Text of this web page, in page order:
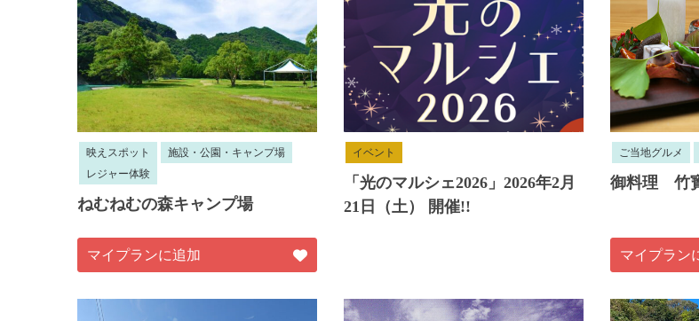
映えスポット
施設・公園・キャンプ場
レジャー体験
ねむねむの森キャンプ場
マイプランに追加
イベント
「光のマルシェ2026」2026年2月
21日（土） 開催!!
ご当地グルメ
御料理 竹
マイプラン